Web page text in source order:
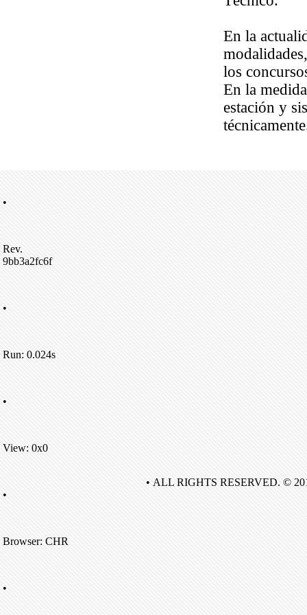
En la
los
En la
estación y
•
Rev.
9bb3a2fc6f
•
Run: 0.024s
•
View: 0x0
•
Browser: CHR
•
• ALL RIGHTS RESERVED. ©